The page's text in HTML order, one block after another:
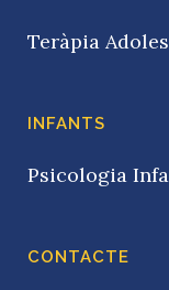
Teràpia
INFANTS
Psicologia
CONTACTE